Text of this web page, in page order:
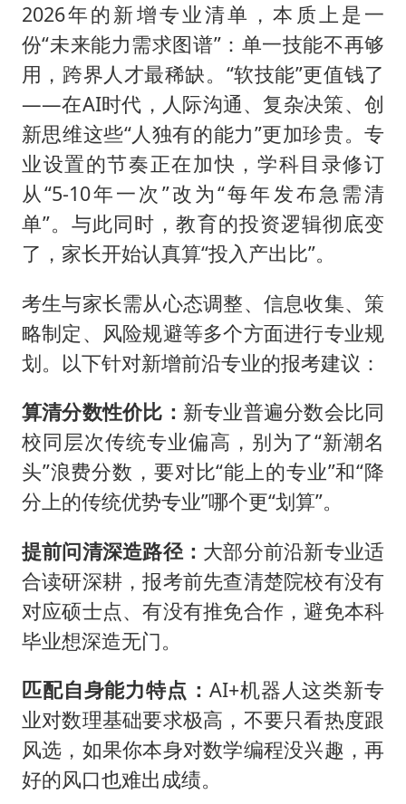
2026年的新增专业清单，本质上是一
份“未来能力需求图谱”：单一技能不再够
用，跨界人才最稀缺。“软技能”更值钱了
——在AI时代，人际沟通、复杂决策、创
新思维这些“人独有的能力”更加珍贵。专
业设置的节奏正在加快，学科目录修订
从“5-10年一次”改为“每年发布急需清
单”。与此同时，教育的投资逻辑彻底变
了，家长开始认真算“投入产出比”。
考生与家长需从心态调整、信息收集、策
略制定、风险规避等多个方面进行专业规
划。以下针对新增前沿专业的报考建议：
算清分数性价比‌： 新专业普遍分数会比同
校同层次传统专业偏高，别为了“新潮名
头”浪费分数，要对比“能上的专业”和“降
分上的传统优势专业”哪个更“划算”。
提前问清深造路径‌： 大部分前沿新专业适
合读研深耕，报考前先查清楚院校有没有
对应硕士点、有没有推免合作，避免本科
毕业想深造无门。
匹配自身能力特点‌： AI+机器人这类新专
业对数理基础要求极高，不要只看热度跟
风选，如果你本身对数学编程没兴趣，再
好的风口也难出成绩。